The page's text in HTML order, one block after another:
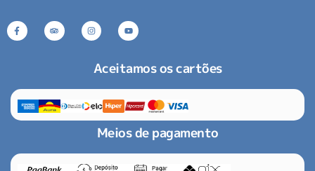
Aceitamos os cartões
Meios de pagamento